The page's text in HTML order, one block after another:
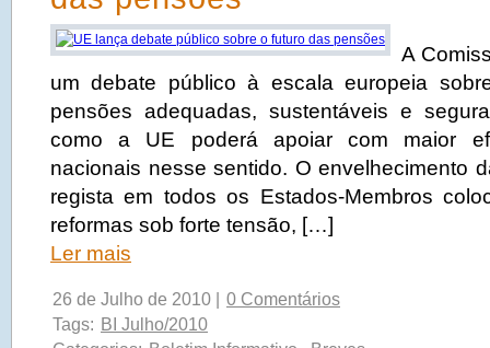
A
um debate público à escala europeia
pensões adequadas, sustentáveis e
como a UE poderá apoiar com maior
nacionais nesse sentido. O envelhecimento
regista em todos os Estados-Membros
reformas sob forte tensão, […]
Ler mais
26 de Julho de 2010 |
0 Comentários
Tags: BI Julho/2010